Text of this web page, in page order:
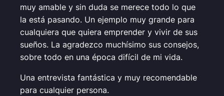
muy amable y sin duda se merece todo lo que
la está pasando. Un ejemplo muy grande para
cualquiera que quiera emprender y vivir de sus
sueños. La agradezco muchísimo sus consejos,
sobre todo en una época difícil de mi vida.
Una entrevista fantástica y muy recomendable
para cualquier persona.